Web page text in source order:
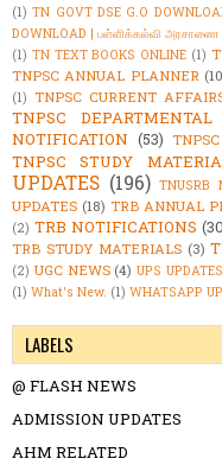
(1) TN GOVT DSE G.O
DOWNLOAD | பள்ளிக்கல்வி அரசாணை
(1) TN TEXT BOOKS ONLINE (1)
TNPSC ANNUAL PLANNER
(1) TNPSC CURRENT
TNPSC
NOTIFICATION (53)
TNPSC STUDY
UPDATES (196) TNUSRB
UPDATES (18) TRB ANNUAL
(2) TRB NOTIFICATIONS
TRB STUDY MATERIALS (3)
(2) UGC NEWS (4) UPS UPDATES
(1) What's New. (1) WHATSAPP
LABELS
@ FLASH NEWS
ADMISSION UPDATES
AHM RELATED